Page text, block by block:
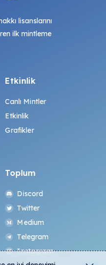
lisanslarını
ilk mintleme
Etkinlik
Canlı Mintler
Etkinlik
Grafikler
Toplum
Discord
Twitter
Medium
Telegram
Instagram